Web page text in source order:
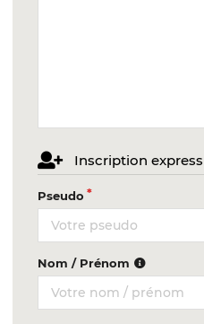
Inscription express
Pseudo
Nom / Prénom